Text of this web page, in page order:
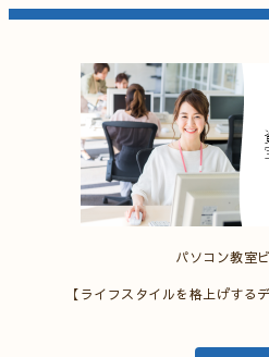
パソコン教室
【ライフスタイルを格上げする